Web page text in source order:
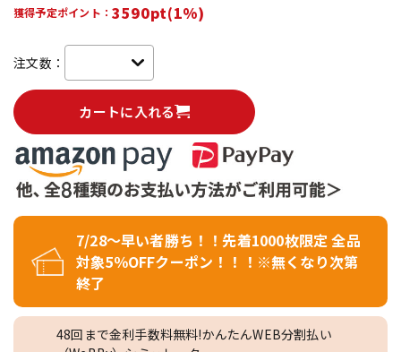
獲得予定ポイント：3590pt(1%)
注文数：
カートに入れる
7/28～早い者勝ち！！先着1000枚限定 全品
対象5％OFFクーポン！！！※無くなり次第
終了
48回まで金利手数料無料!かんたんWEB分割払い